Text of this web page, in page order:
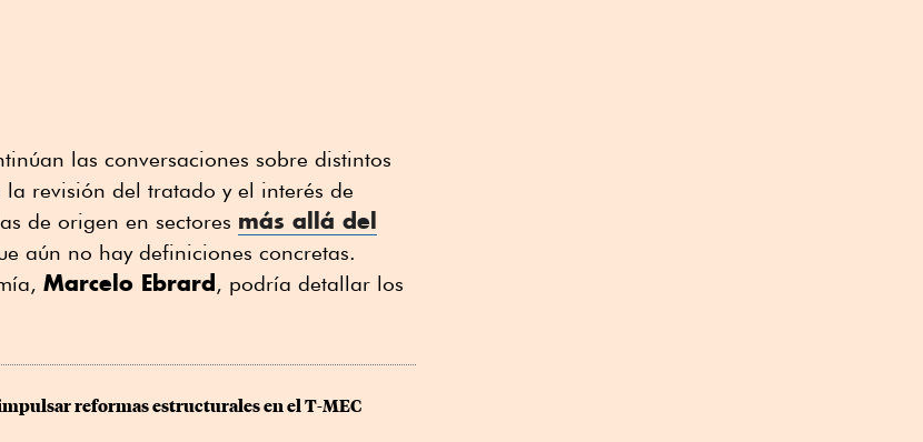
las conversaciones sobre distintos
la revisión del tratado y el interés de
de origen en sectores más allá del
aún no hay definiciones concretas.
Marcelo Ebrard , podría detallar los
reformas estructurales en el T-MEC